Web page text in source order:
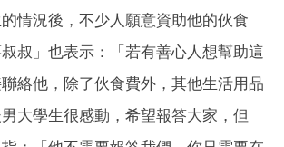
情況後，不少人願意資助他的伙食
叔」也表示：「若有善心人想幫助這
絡他，除了伙食費外，其他生活用品
大學生很感動，希望報答大家，但